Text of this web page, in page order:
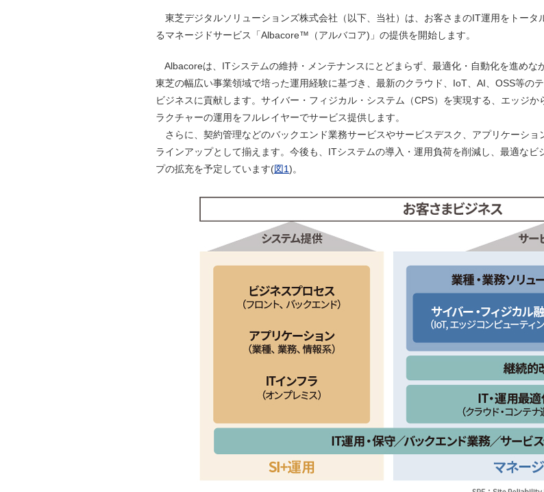
東芝デジタルソリューションズ株式会社（以下、当社）は、お客さまのIT運用をトータ
るマネージドサービス「Albacore™（アルバコア)」の提供を開始します。
Albacoreは、ITシステムの維持・メンテナンスにとどまらず、最適化・自動化を進めな
東芝の幅広い事業領域で培った運用経験に基づき、最新のクラウド、IoT、AI、OSS等の
ビジネスに貢献します。サイバー・フィジカル・システム（CPS）を実現する、エッジ
ラクチャーの運用をフルレイヤーでサービス提供します。
さらに、契約管理などのバックエンド業務サービスやサービスデスク、アプリケーショ
ラインアップとして揃えます。今後も、ITシステムの導入・運用負荷を削減し、最適な
プの拡充を予定しています(図1)。